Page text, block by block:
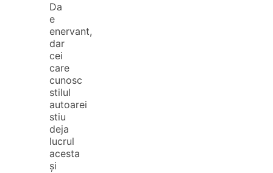
Da
e
enervant,
dar
cei
care
cunosc
stilul
autoarei
stiu
deja
lucrul
acesta
și